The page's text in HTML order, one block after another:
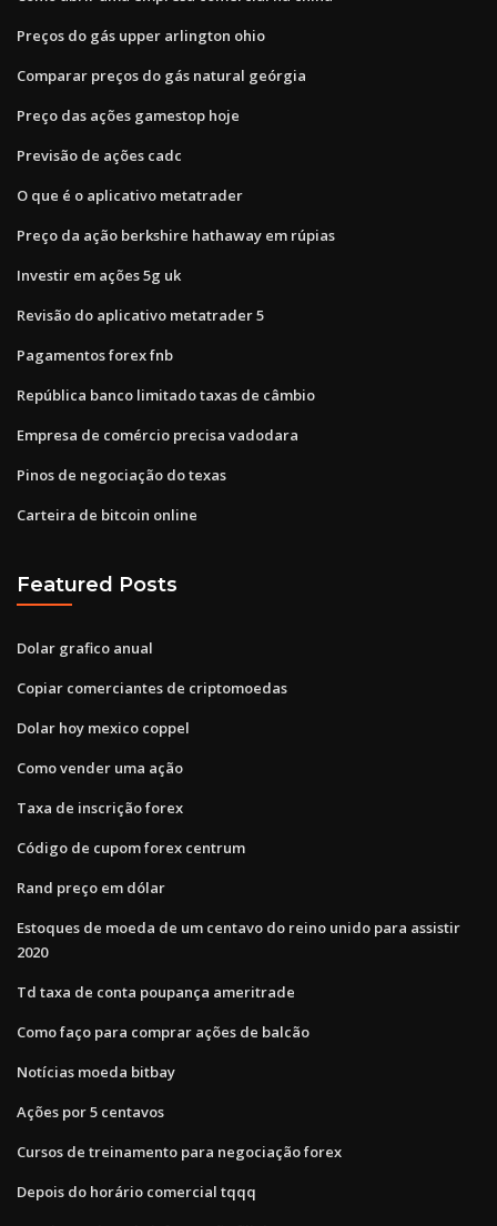
Preços do gás upper arlington ohio
Comparar preços do gás natural geórgia
Preço das ações gamestop hoje
Previsão de ações cadc
O que é o aplicativo metatrader
Preço da ação berkshire hathaway em rúpias
Investir em ações 5g uk
Revisão do aplicativo metatrader 5
Pagamentos forex fnb
República banco limitado taxas de câmbio
Empresa de comércio precisa vadodara
Pinos de negociação do texas
Carteira de bitcoin online
Featured Posts
Dolar grafico anual
Copiar comerciantes de criptomoedas
Dolar hoy mexico coppel
Como vender uma ação
Taxa de inscrição forex
Código de cupom forex centrum
Rand preço em dólar
Estoques de moeda de um centavo do reino unido para assistir
2020
Td taxa de conta poupança ameritrade
Como faço para comprar ações de balcão
Notícias moeda bitbay
Ações por 5 centavos
Cursos de treinamento para negociação forex
Depois do horário comercial tqqq